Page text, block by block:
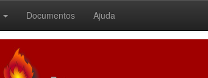
Documentos Ajuda